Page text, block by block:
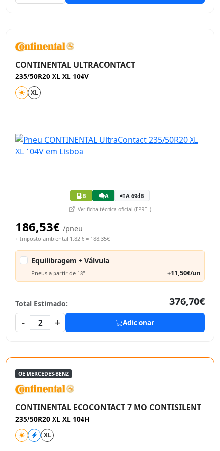
CONTINENTAL ULTRACONTACT
235/50R20 XL XL 104V
XL
B A A 69dB
Ver ficha técnica oficial (EPREL)
186,53€ /pneu
+ Imposto ambiental 1,82 € = 188,35€
Equilibragem + Válvula
Pneus a partir de 18" +11,50€/un
Total Estimado:
376,70€
-
2 + Adicionar
OE MERCEDES-BENZ
CONTINENTAL ECOCONTACT 7 MO CONTISILENT
235/50R20 XL XL 104H
XL